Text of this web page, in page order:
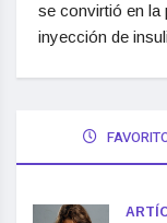
se convirtió en la
inyección de